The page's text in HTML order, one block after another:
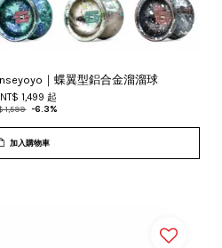
｜蝶翼型鋁合金溜溜球
NT$ 1,499 起
1,599 -6.3%
加入購物車